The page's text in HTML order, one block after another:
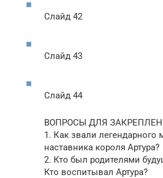
Слайд 42
Слайд 43
Слайд 44
ВОПРОСЫ ДЛЯ
1. Как звали легендарного
наставника короля Артура?
2. Кто был родителями
Кто воспитывал Артура?